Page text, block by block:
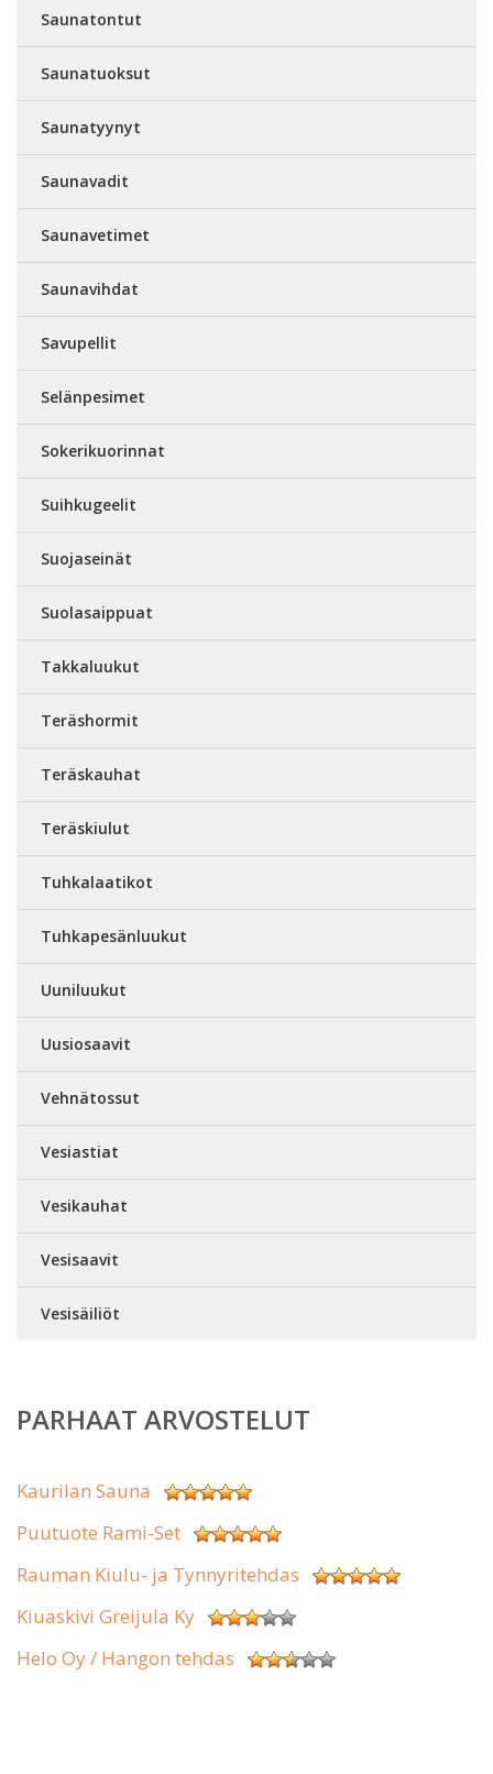
Saunatontut
Saunatuoksut
Saunatyynyt
Saunavadit
Saunavetimet
Saunavihdat
Savupellit
Selänpesimet
Sokerikuorinnat
Suihkugeelit
Suojaseinät
Suolasaippuat
Takkaluukut
Teräshormit
Teräskauhat
Teräskiulut
Tuhkalaatikot
Tuhkapesänluukut
Uuniluukut
Uusiosaavit
Vehnätossut
Vesiastiat
Vesikauhat
Vesisaavit
Vesisäiliöt
PARHAAT ARVOSTELUT
Kaurilan Sauna
Puutuote Rami-Set
Rauman Kiulu- ja Tynnyritehdas
Kiuaskivi Greijula Ky
Helo Oy / Hangon tehdas